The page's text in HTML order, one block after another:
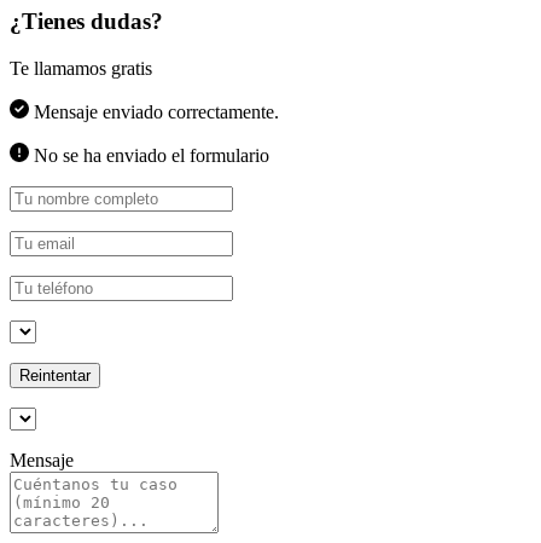
¿Tienes dudas?
Te llamamos gratis
Mensaje enviado correctamente.
No se ha enviado el formulario
Reintentar
Mensaje